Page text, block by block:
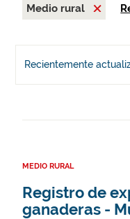
Medio rural
Recientemente
MEDIO RURAL
Registro de
ganaderas -